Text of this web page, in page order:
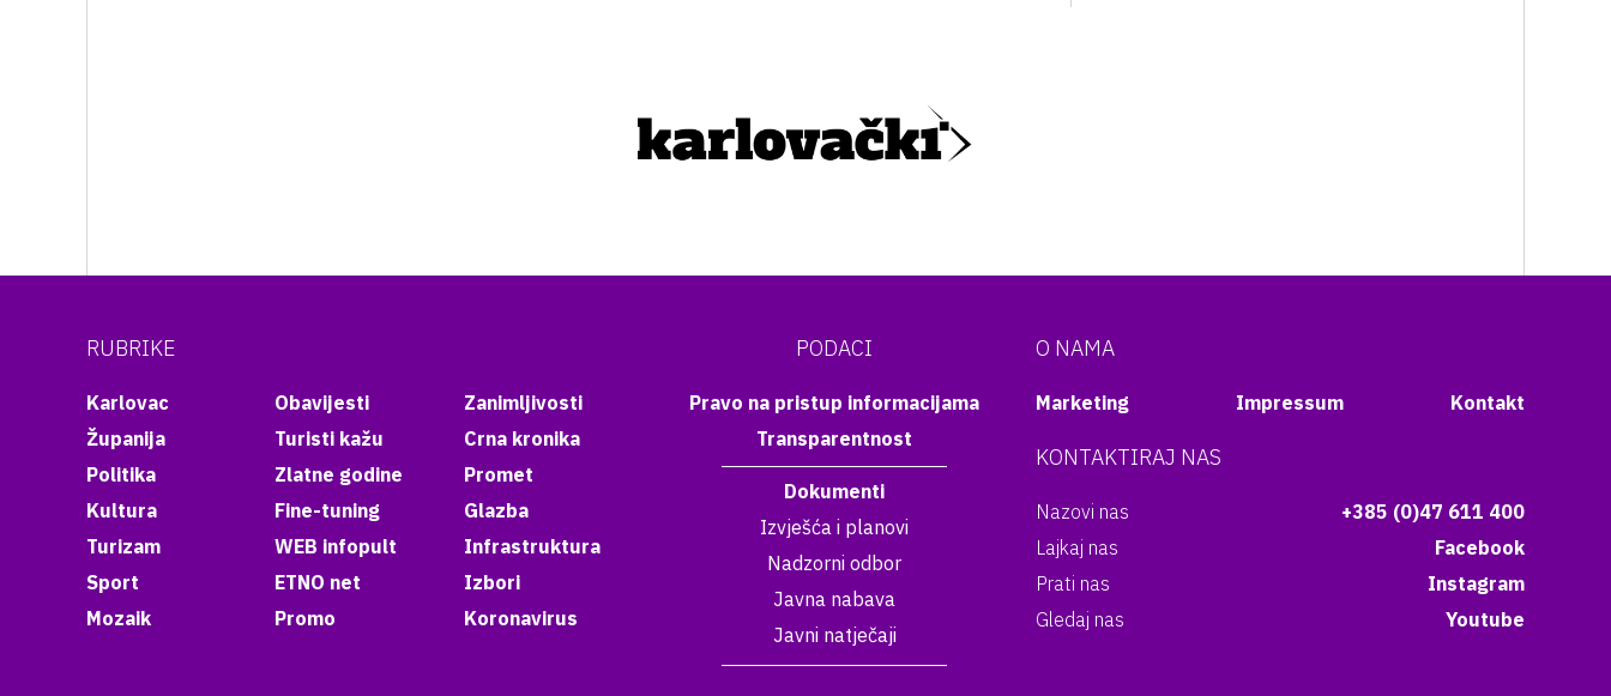
RUBRIKE
Karlovac
Županija
Politika
Kultura
Turizam
Sport
Mozaik
Obavijesti
Turisti kažu
Zlatne godine
Fine-tuning
WEB infopult
ETNO net
Promo
Zanimljivosti
Crna kronika
Promet
Glazba
Infrastruktura
Izbori
Koronavirus
PODACI
Pravo na pristup informacijama
Transparentnost
Dokumenti
Izvješća i planovi
Nadzorni odbor
Javna nabava
Javni natječaji
O NAMA
Marketing Impressum Kontakt
KONTAKTIRAJ NAS
Nazovi nas
+385 (0)47 611 400
Lajkaj nas
Facebook
Prati nas
Instagram
Gledaj nas
Youtube